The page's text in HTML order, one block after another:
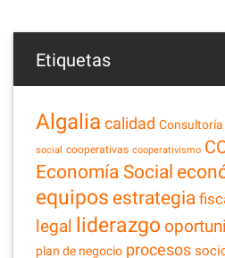
Etiquetas
Algalia calidad
social cooperativas cooperativismo
Economía Social
equipos estrategia
legal liderazgo
plan de negocio procesos